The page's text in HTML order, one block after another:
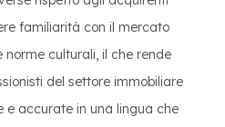
familiarità con il mercato
norme culturali, il che rende
del settore immobiliare
e accurate in una lingua che